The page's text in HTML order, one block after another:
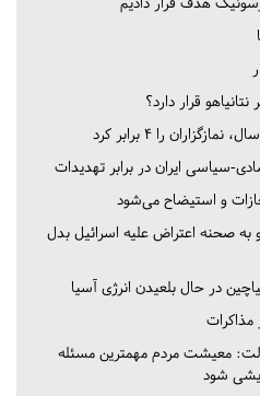
قرار دارد؟
سیاسی ایران در برابر تهدیدات
و استیضاح می‌شود
به صحنه اعتراض علیه اسرائیل بدل
در حال بلعیدن انرژی آسیا
مذاکرات
معیشت مردم مهمترین مسئله
شود